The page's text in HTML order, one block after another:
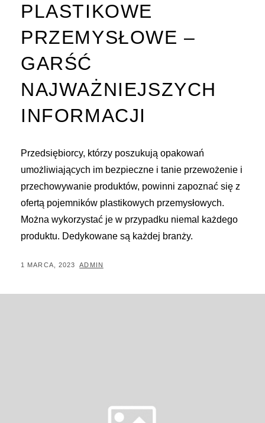
PLASTIKOWE
PRZEMYSŁOWE –
GARŚĆ
NAJWAŻNIEJSZYCH
INFORMACJI
Przedsiębiorcy, którzy poszukują opakowań
umożliwiających im bezpieczne i tanie przewożenie i
przechowywanie produktów, powinni zapoznać się z
ofertą pojemników plastikowych przemysłowych.
Można wykorzystać je w przypadku niemal każdego
produktu. Dedykowane są każdej branży.
POSTED
1 MARCA, 2023 BY
ADMIN